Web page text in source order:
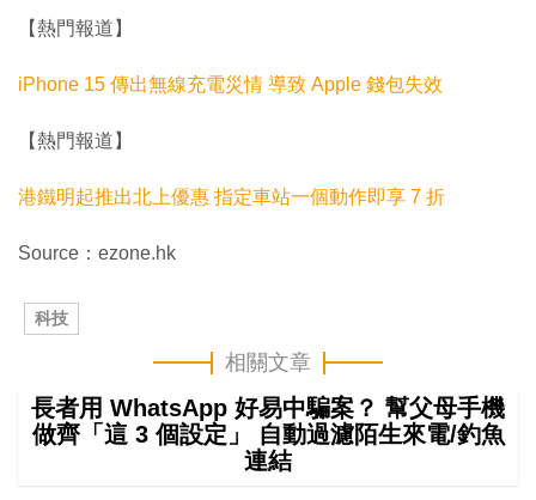
【熱門報道】
iPhone 15 傳出無線充電災情 導致 Apple 錢包失效
【熱門報道】
港鐵明起推出北上優惠 指定車站一個動作即享 7 折
Source：ezone.hk
科技
相關文章
長者用 WhatsApp 好易中騙案？ 幫父母手機
做齊「這 3 個設定」 自動過濾陌生來電/釣魚
連結